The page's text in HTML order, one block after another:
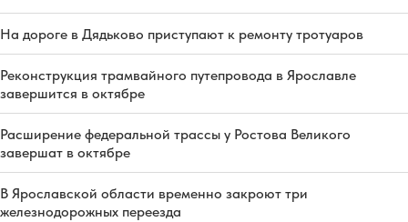
На дороге в Дядьково приступают к ремонту тротуаров
Реконструкция трамвайного путепровода в Ярославле
завершится в октябре
Расширение федеральной трассы у Ростова Великого
завершат в октябре
В Ярославской области временно закроют три
железнодорожных переезда